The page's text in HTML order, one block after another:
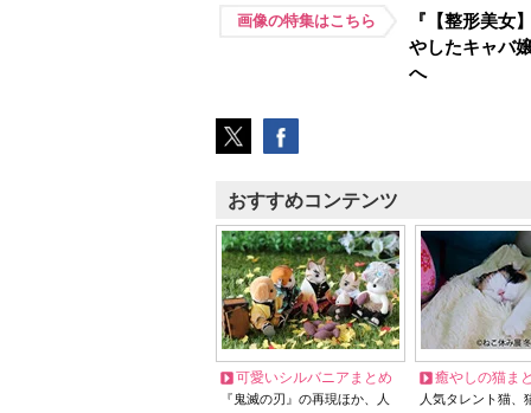
画像の特集はこちら
『【整形美女
したキャバ嬢
へ
おすすめコンテンツ
可愛いシルバニアまとめ
『鬼滅の刃』の再現ほか、人
癒やしの猫ま
人気タレント猫